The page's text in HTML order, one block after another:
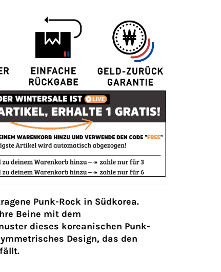
Punk-Rock in Südkorea.
Beine mit dem
dieses koreanischen Punk-
Design, das den